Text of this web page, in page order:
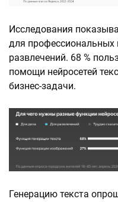
Исследования
для профессиональных
развлечений. 68 %
помощи нейросетей
бизнес-задачи.
Генерацию текста